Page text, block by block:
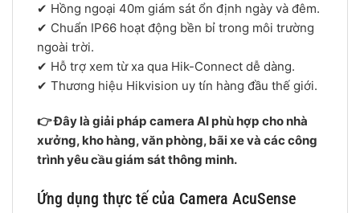
✔ Hồng ngoại 40m giám sát ổn định ngày và đêm.
✔ Chuẩn IP66 hoạt động bền bỉ trong môi trường
ngoài trời.
✔ Hỗ trợ xem từ xa qua Hik-Connect dễ dàng.
✔ Thương hiệu Hikvision uy tín hàng đầu thế giới.
👉 Đây là giải pháp camera AI phù hợp cho nhà
xưởng, kho hàng, văn phòng, bãi xe và các công
trình yêu cầu giám sát thông minh.
Ứng dụng thực tế của Camera AcuSense